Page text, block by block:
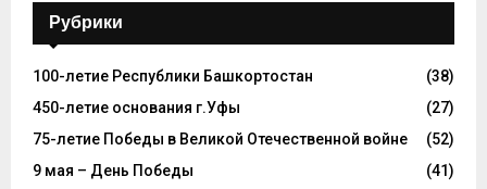
Рубрики
100-летие Республики Башкортостан
(38)
450-летие основания г.Уфы
(27)
75-летие Победы в Великой Отечественной войне
(52)
9 мая – День Победы
(41)